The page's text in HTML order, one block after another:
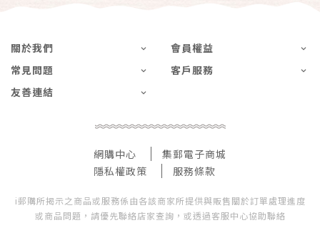
關於我們
會員權益
常見問題
客戶服務
友善連結
網購中心
集郵電子商城
隱私權政策
服務條款
i郵購所揭示之商品或服務係由各該商家所提供與販售關於訂單處理進度
或商品問題，請優先聯絡店家查詢，或透過客服中心協助聯絡